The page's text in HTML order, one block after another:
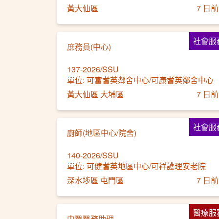
黃大仙區 7 日前
社會服
庶務員(中心)
137-2026/SSU
單位: 可富耆英鄰舍中心/可康耆英鄰舍中心
黃大仙區 大埔區
7 日前
社會服
廚師(地區中心/院舍)
140-2026/SSU
單位: 可健耆英地區中心/可祥護理安老院
深水埗區 屯門區
7 日前
醫療服